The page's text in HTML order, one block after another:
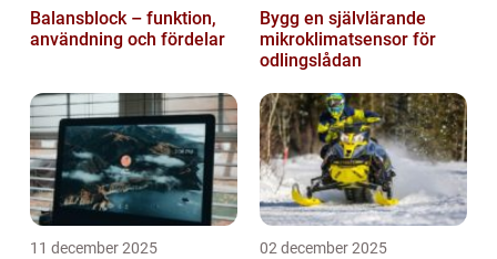
Balansblock – funktion,
användning och fördelar
Bygg en självlärande
mikroklimatsensor för
odlingslådan
11 december 2025 02 december 2025